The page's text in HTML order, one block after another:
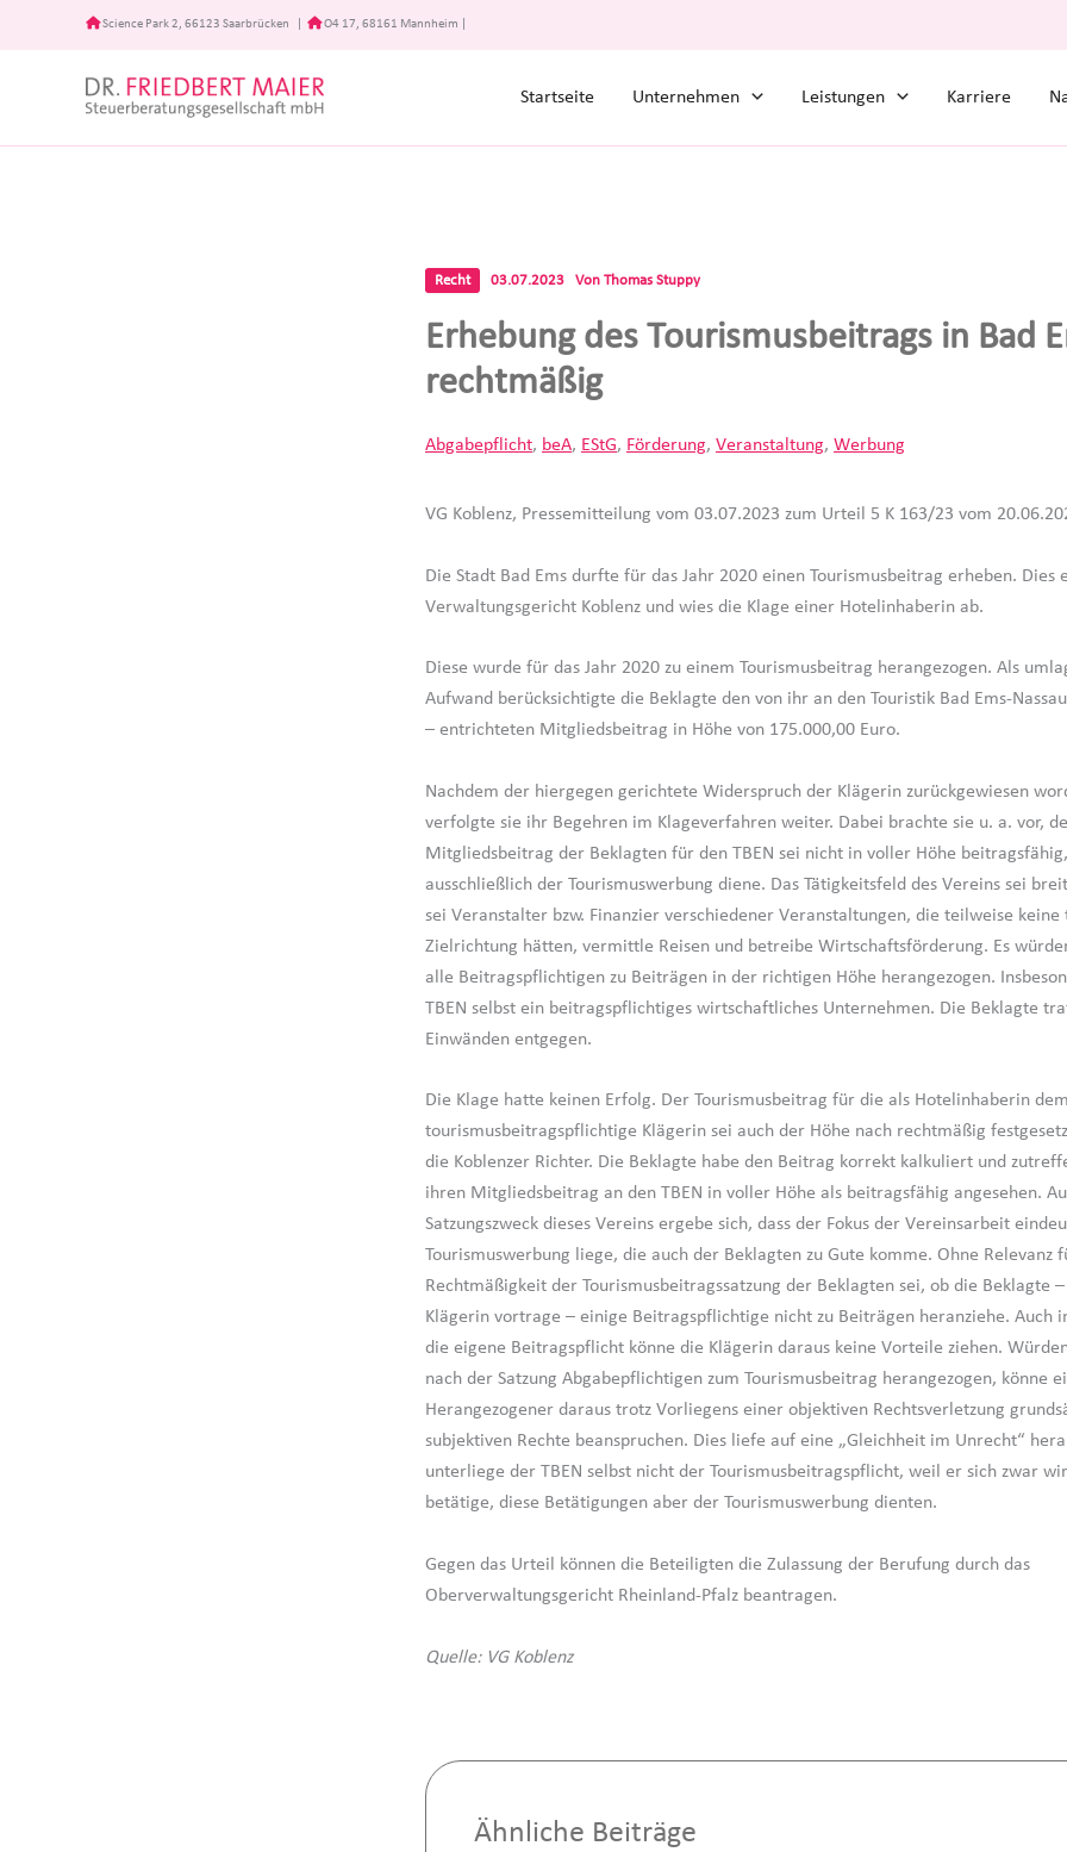
Science Park 2, 66123 Saarbrücken O4 17, 68161 Mannheim
Startseite Unternehmen Leistungen Karriere
Recht 03.07.2023 Von Thomas Stuppy
Erhebung des Tourismusbeitrags in Bad
rechtmäßig
Abgabepflicht, beA, EStG, Förderung, Veranstaltung, Werbung
VG Koblenz, Pressemitteilung vom 03.07.2023 zum Urteil 5 K 163/23 vom
Die Stadt Bad Ems durfte für das Jahr 2020 einen Tourismusbeitrag erheben. Dies
Verwaltungsgericht Koblenz und wies die Klage einer Hotelinhaberin ab.
Diese wurde für das Jahr 2020 zu einem Tourismusbeitrag herangezogen. Als
Aufwand berücksichtigte die Beklagte den von ihr an den Touristik Bad Ems-Nassau
– entrichteten Mitgliedsbeitrag in Höhe von 175.000,00 Euro.
Nachdem der hiergegen gerichtete Widerspruch der Klägerin zurückgewiesen
verfolgte sie ihr Begehren im Klageverfahren weiter. Dabei brachte sie u. a. vor,
Mitgliedsbeitrag der Beklagten für den TBEN sei nicht in voller Höhe
ausschließlich der Tourismuswerbung diene. Das Tätigkeitsfeld des Vereins sei
sei Veranstalter bzw. Finanzier verschiedener Veranstaltungen, die teilweise keine
Zielrichtung hätten, vermittle Reisen und betreibe Wirtschaftsförderung. Es
alle Beitragspflichtigen zu Beiträgen in der richtigen Höhe herangezogen.
TBEN selbst ein beitragspflichtiges wirtschaftliches Unternehmen. Die Beklagte
Einwänden entgegen.
Die Klage hatte keinen Erfolg. Der Tourismusbeitrag für die als Hotelinhaberin
tourismusbeitragspflichtige Klägerin sei auch der Höhe nach rechtmäßig
die Koblenzer Richter. Die Beklagte habe den Beitrag korrekt kalkuliert und
ihren Mitgliedsbeitrag an den TBEN in voller Höhe als beitragsfähig angesehen.
Satzungszweck dieses Vereins ergebe sich, dass der Fokus der Vereinsarbeit
Tourismuswerbung liege, die auch der Beklagten zu Gute komme. Ohne Relevanz
Rechtmäßigkeit der Tourismusbeitragssatzung der Beklagten sei, ob die Beklagte
Klägerin vortrage – einige Beitragspflichtige nicht zu Beiträgen heranziehe. Auch
die eigene Beitragspflicht könne die Klägerin daraus keine Vorteile ziehen.
nach der Satzung Abgabepflichtigen zum Tourismusbeitrag herangezogen, könne
Herangezogener daraus trotz Vorliegens einer objektiven Rechtsverletzung
subjektiven Rechte beanspruchen. Dies liefe auf eine „Gleichheit im Unrecht“
unterliege der TBEN selbst nicht der Tourismusbeitragspflicht, weil er sich zwar
betätige, diese Betätigungen aber der Tourismuswerbung dienten.
Gegen das Urteil können die Beteiligten die Zulassung der Berufung durch das
Oberverwaltungsgericht Rheinland-Pfalz beantragen.
Quelle: VG Koblenz
Ähnliche Beiträge